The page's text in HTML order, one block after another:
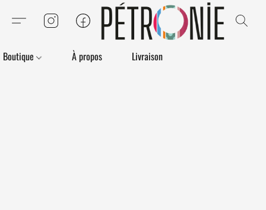
Boutique À propos Livraison